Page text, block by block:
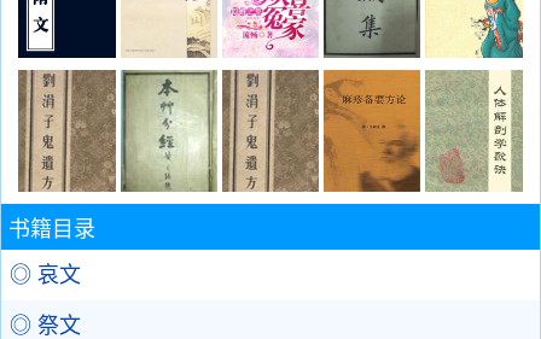
书籍目录
◎ 哀文
◎ 祭文